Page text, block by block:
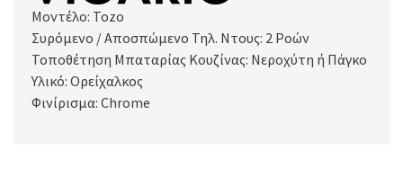
Μοντέλο: Tozo
Συρόμενο / Αποσπώμενο Τηλ. Ντους: 2 Ροών
Τοποθέτηση Μπαταρίας Κουζίνας: Νεροχύτη ή Πάγκο
Υλικό: Ορείχαλκος
Φινίρισμα: Chrome